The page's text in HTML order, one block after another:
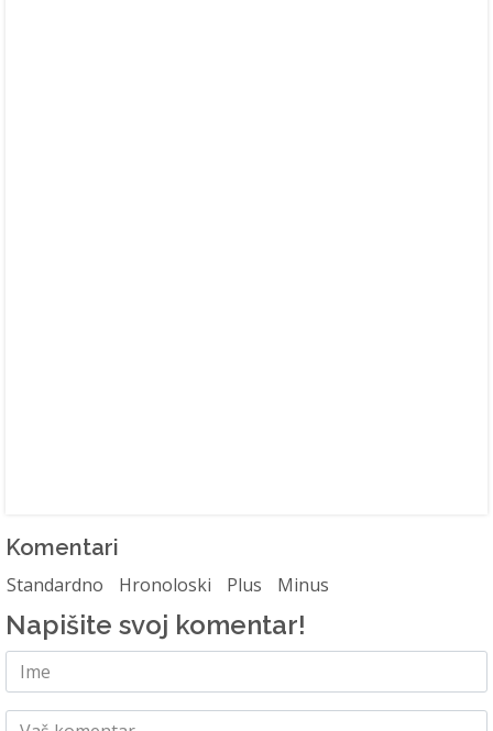
Komentari
Standardno Hronoloski Plus Minus
Napišite svoj komentar!